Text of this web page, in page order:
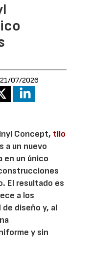
21/07/2026
Concept, tilo
a un nuevo
en un único
El resultado es
a los
de diseño y, al
y sin